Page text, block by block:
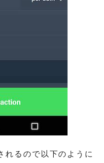
れるので以下のように